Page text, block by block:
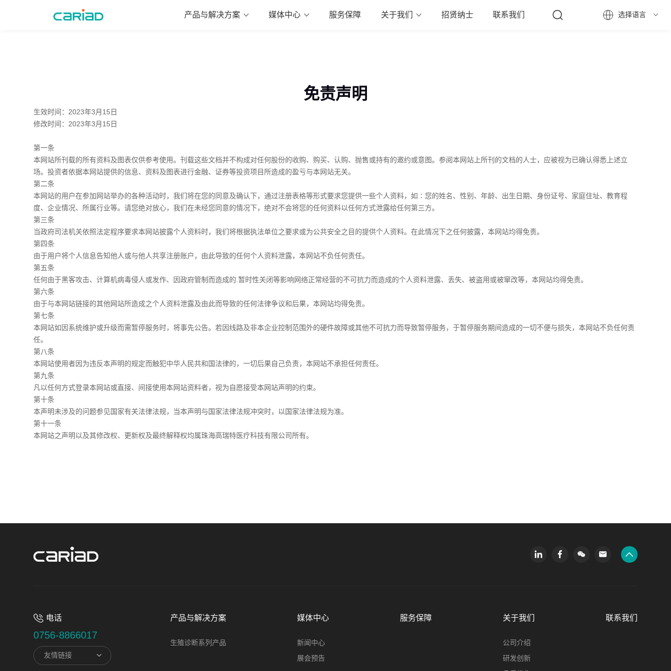
产品与解决方案 媒体中心 服务保障 关于我们 招贤纳士 联系我们
服务保障
关于我们
招贤纳士
联系我们
选择语言
免责声明
生效时间：2023年3月15日
修改时间：2023年3月15日
第一条
本网站所刊载的所有资料及图表仅供参考使用。刊载这些文档并不构成对任何股份的收购、购买、认购、抛售或持有的邀约或意图。参阅本网站上所刊的文档的人士，应被视为已确认得悉上述立
场。投资者依据本网站提供的信息、资料及图表进行金融、证券等投资项目所造成的盈亏与本网站无关。
第二条
本网站的用户在参加网站举办的各种活动时，我们将在您的同意及确认下，通过注册表格等形式要求您提供一些个人资料，如∶您的姓名、性别、年龄、出生日期、身份证号、家庭住址、教育程
度、企业情况、所属行业等。请您绝对放心，我们在未经您同意的情况下，绝对不会将您的任何资料以任何方式泄露给任何第三方。
第三条
当政府司法机关依照法定程序要求本网站披露个人资料时，我们将根据执法单位之要求或为公共安全之目的提供个人资料。在此情况下之任何披露，本网站均得免责。
第四条
由于用户将个人信息告知他人或与他人共享注册账户，由此导致的任何个人资料泄露，本网站不负任何责任。
第五条
任何由于黑客攻击、计算机病毒侵人或发作、因政府管制而造成的.暂时性关闭等影响网络正常经营的不可抗力而造成的个人资料泄露、丢失、被盗用或被窜改等，本网站均得免责。
第六条
由于与本网站链接的其他网站所造成之个人资料泄露及由此而导致的任何法律争议和后果，本网站均得免责。
第七条
本网站如因系统维护或升级而需暂停服务时，将事先公告。若因线路及非本企业控制范围外的硬件故障或其他不可抗力而导致暂停服务，于暂停服务期间造成的一切不便与损失，本网站不负任何责
任。
第八条
本网站使用者因为违反本声明的规定而触犯中华人民共和国法律的，一切后果自己负责，本网站不承担任何责任。
第九条
凡以任何方式登录本网站或直接、间接使用本网站资料者，视为自愿接受本网站声明的约束。
第十条
本声明未涉及的问题参见国家有关法律法规，当本声明与国家法律法规冲突时，以国家法律法规为准。
第十一条
本网站之声明以及其修改权、更新权及最终解释权均属珠海高瑞特医疗科技有限公司所有。
电话
0756-8866017
友情链接
产品与解决方案
生殖诊断系列产品
媒体中心
新闻中心
展会预告
服务保障 关于我们
公司介绍
研发创新
联系我们